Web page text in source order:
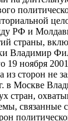
РФ и
страны,
ноября
сторон не
в Москве